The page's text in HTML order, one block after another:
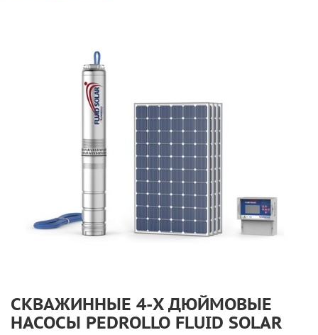
СКВАЖИННЫЕ 4-X ДЮЙМОВЫЕ
НАСОСЫ PEDROLLO FLUID SOLAR